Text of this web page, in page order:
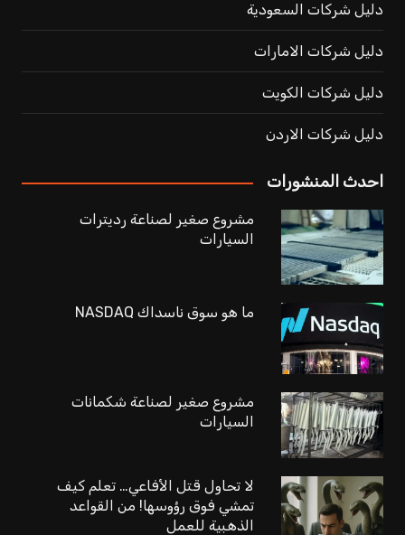
دليل شركات السعودية
دليل شركات الامارات
دليل شركات الكويت
دليل شركات الاردن
احدث المنشورات
مشروع صغير لصناعة رديترات
السيارات
ما هو سوق ناسداك NASDAQ
مشروع صغير لصناعة شكمانات
السيارات
لا تحاول قتل الأفاعي… تعلم كيف
تمشي فوق رؤوسها! من القواعد
الذهبية للعمل